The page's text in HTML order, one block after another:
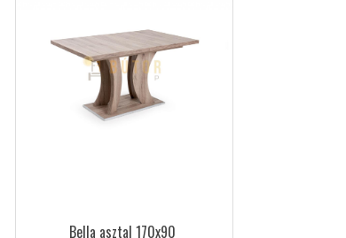
Bella asztal 170x90